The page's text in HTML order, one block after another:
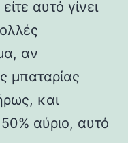
αυτό γίνει
αν
μπαταρίας
και
αύριο, αυτό